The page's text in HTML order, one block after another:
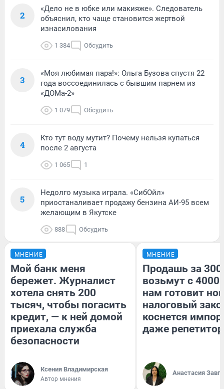
2
«Дело не в юбке или макияже». Следователь
объяснил, кто чаще становится жертвой
изнасилования
1 384 Обсудить
3
«Моя любимая пара!»: Ольга Бузова спустя 22
года воссоединилась с бывшим парнем из
«ДОМа-2»
1 079 Обсудить
4
Кто тут воду мутит? Почему нельзя купаться
после 2 августа
1 065 1
5
Недолго музыка играла. «СибОйл»
приостаналивает продажу бензина АИ-95 всем
желающим в Якутске
888 Обсудить
МНЕНИЕ
Мой банк меня
бережет. Журналист
хотела снять 200
тысяч, чтобы погасить
кредит, — к ней домой
приехала служба
безопасности
Ксения Владимирская
Автор мнения
МНЕНИЕ
Продашь за
возьмут с
нам готовит
налоговый
коснется
даже
Анастасия